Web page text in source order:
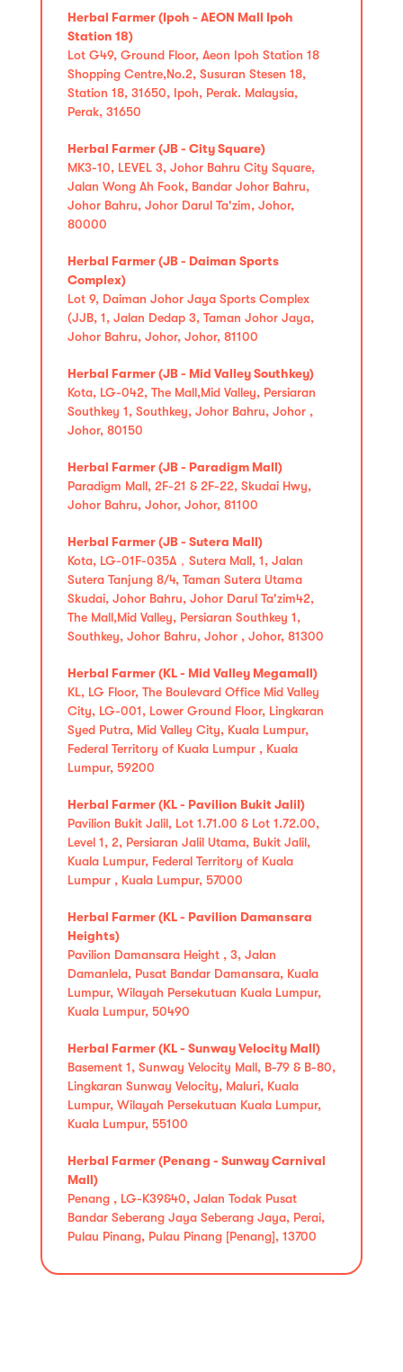
Herbal Farmer (Ipoh - AEON Mall Ipoh
Station 18)
Lot G49, Ground Floor, Aeon Ipoh Station 18
Shopping Centre,No.2, Susuran Stesen 18,
Station 18, 31650, Ipoh, Perak. Malaysia,
Perak, 31650
Herbal Farmer (JB - City Square)
MK3-10, LEVEL 3, Johor Bahru City Square,
Jalan Wong Ah Fook, Bandar Johor Bahru,
Johor Bahru, Johor Darul Ta'zim, Johor,
80000
Herbal Farmer (JB - Daiman Sports
Complex)
Lot 9, Daiman Johor Jaya Sports Complex
(JJB, 1, Jalan Dedap 3, Taman Johor Jaya,
Johor Bahru, Johor, Johor, 81100
Herbal Farmer (JB - Mid Valley Southkey)
Kota, LG-042, The Mall,Mid Valley, Persiaran
Southkey 1, Southkey, Johor Bahru, Johor ,
Johor, 80150
Herbal Farmer (JB - Paradigm Mall)
Paradigm Mall, 2F-21 & 2F-22, Skudai Hwy,
Johor Bahru, Johor, Johor, 81100
Herbal Farmer (JB - Sutera Mall)
Kota, LG-01F-035A，Sutera Mall, 1, Jalan
Sutera Tanjung 8/4, Taman Sutera Utama
Skudai, Johor Bahru, Johor Darul Ta'zim42,
The Mall,Mid Valley, Persiaran Southkey 1,
Southkey, Johor Bahru, Johor , Johor, 81300
Herbal Farmer (KL - Mid Valley Megamall)
KL, LG Floor, The Boulevard Office Mid Valley
City, LG-001, Lower Ground Floor, Lingkaran
Syed Putra, Mid Valley City, Kuala Lumpur,
Federal Territory of Kuala Lumpur , Kuala
Lumpur, 59200
Herbal Farmer (KL - Pavilion Bukit Jalil)
Pavilion Bukit Jalil, Lot 1.71.00 & Lot 1.72.00,
Level 1, 2, Persiaran Jalil Utama, Bukit Jalil,
Kuala Lumpur, Federal Territory of Kuala
Lumpur , Kuala Lumpur, 57000
Herbal Farmer (KL - Pavilion Damansara
Heights)
Pavilion Damansara Height , 3, Jalan
Damanlela, Pusat Bandar Damansara, Kuala
Lumpur, Wilayah Persekutuan Kuala Lumpur,
Kuala Lumpur, 50490
Herbal Farmer (KL - Sunway Velocity Mall)
Basement 1, Sunway Velocity Mall, B-79 & B-80,
Lingkaran Sunway Velocity, Maluri, Kuala
Lumpur, Wilayah Persekutuan Kuala Lumpur,
Kuala Lumpur, 55100
Herbal Farmer (Penang - Sunway Carnival
Mall)
Penang , LG-K39&40, Jalan Todak Pusat
Bandar Seberang Jaya Seberang Jaya, Perai,
Pulau Pinang, Pulau Pinang [Penang], 13700